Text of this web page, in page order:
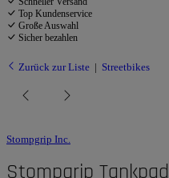
Top Kundenservice
Große Auswahl
Sicher bezahlen
Zurück zur Liste Streetbikes
Stompgrip Inc.
Stompgrip